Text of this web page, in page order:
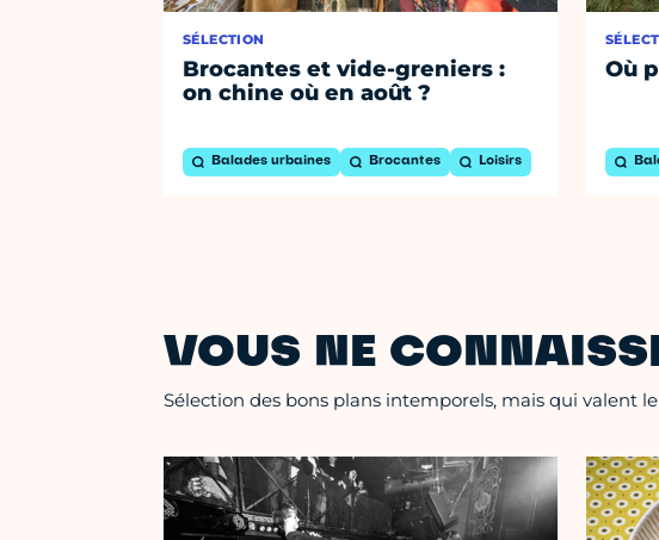
SÉLECTION
Brocantes et vide-greniers :
on chine où en août ?
Balades urbaines Brocantes Loisirs
Où
VOUS NE
Sélection des bons plans intemporels, mais qui valent